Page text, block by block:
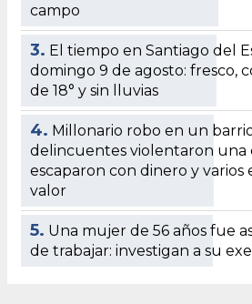
campo
3. El tiempo en Santiago del
domingo 9 de agosto: fresco,
de 18° y sin lluvias
4. Millonario robo en un
delincuentes violentaron una
escaparon con dinero y varios
valor
5. Una mujer de 56 años fue
de trabajar: investigan a su